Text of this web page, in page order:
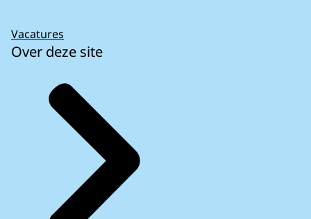
Vacatures
Over deze site